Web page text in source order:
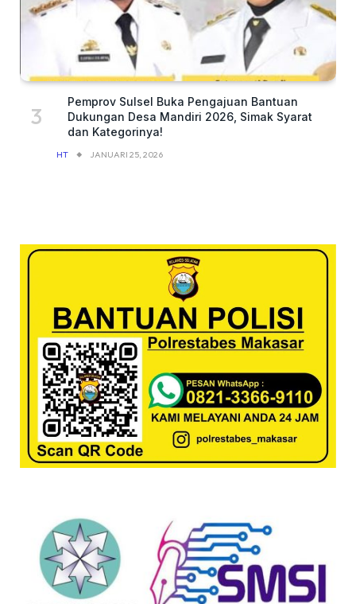
Pemprov Sulsel Buka Pengajuan Bantuan
Dukungan Desa Mandiri 2026, Simak Syarat
dan Kategorinya!
HT JANUARI 25, 2026